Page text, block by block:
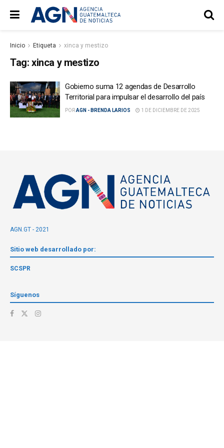
Inicio Etiqueta xinca y mestizo
Tag: xinca y mestizo
Gobierno suma 12 agendas de Desarrollo
Territorial para impulsar el desarrollo del país
PORAGN - BRENDA LARIOS 1 DE DICIEMBRE DE 2025
AGN.GT - 2021
Sitio web desarrollado por:
SCSPR
Síguenos